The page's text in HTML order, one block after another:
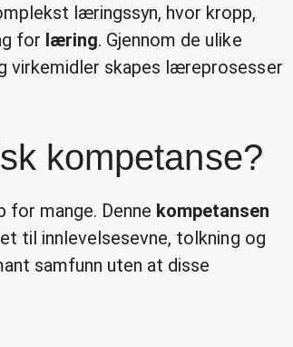
læringssyn, hvor kropp,
for læring. Gjennom de ulike
virkemidler skapes læreprosesser
kompetanse?
mange. Denne kompetansen
til innlevelsesevne, tolkning og
samfunn uten at disse